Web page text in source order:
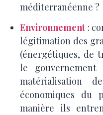
méditerranéenne ?
Environnement :
légitimation des
(énergétiques, de
le
matérialisation
économiques du
manière ils